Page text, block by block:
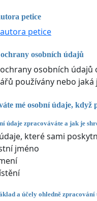
petice
petice
osobních údajů
osobních
používány nebo
mé osobní údaje, když
údaje zpracováváte a jak je
které sami
jméno
a účely ohledně zpracování